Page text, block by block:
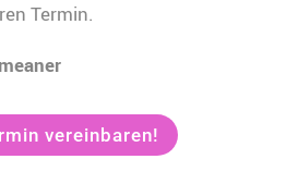
Termin.
vereinbaren!